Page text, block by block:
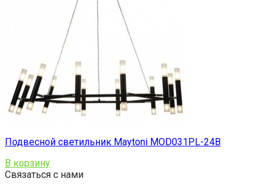
Подвесной светильник Maytoni MOD031PL-24B
В корзину
Связаться с нами